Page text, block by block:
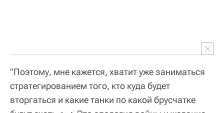
"Поэтому, мне кажется, хватит уже заниматься
стратегированием того, кто куда будет
вторгаться и какие танки по какой брусчатке